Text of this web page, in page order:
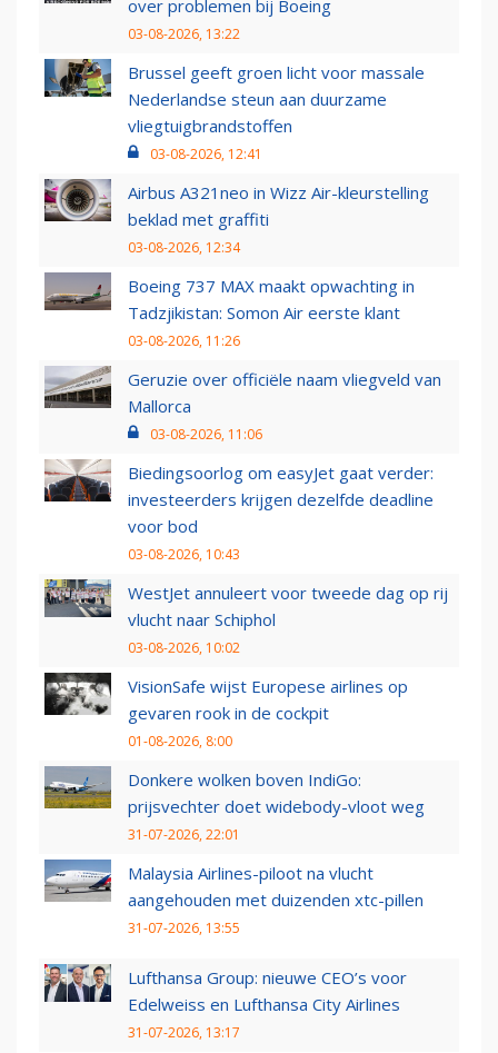
over problemen bij Boeing
03-08-2026, 13:22
Brussel geeft groen licht voor massale
Nederlandse steun aan duurzame
vliegtuigbrandstoffen
03-08-2026, 12:41
Airbus A321neo in Wizz Air-kleurstelling
beklad met graffiti
03-08-2026, 12:34
Boeing 737 MAX maakt opwachting in
Tadzjikistan: Somon Air eerste klant
03-08-2026, 11:26
Geruzie over officiële naam vliegveld van
Mallorca
03-08-2026, 11:06
Biedingsoorlog om easyJet gaat verder:
investeerders krijgen dezelfde deadline
voor bod
03-08-2026, 10:43
WestJet annuleert voor tweede dag op rij
vlucht naar Schiphol
03-08-2026, 10:02
VisionSafe wijst Europese airlines op
gevaren rook in de cockpit
01-08-2026, 8:00
Donkere wolken boven IndiGo:
prijsvechter doet widebody-vloot weg
31-07-2026, 22:01
Malaysia Airlines-piloot na vlucht
aangehouden met duizenden xtc-pillen
31-07-2026, 13:55
Lufthansa Group: nieuwe CEO’s voor
Edelweiss en Lufthansa City Airlines
31-07-2026, 13:17